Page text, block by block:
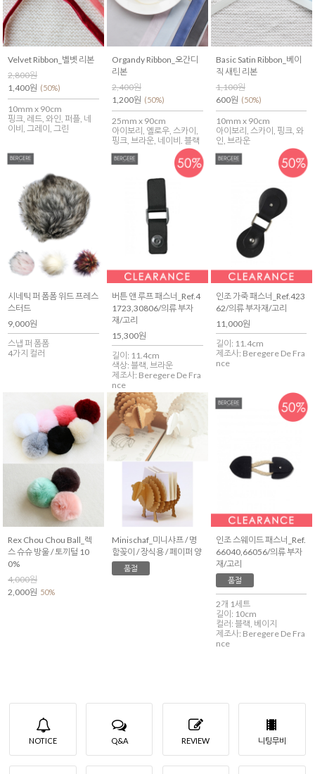
Velvet Ribbon_벨벳 리본
2,800원
1,400원 (50%)
10mm x 90cm
핑크, 레드, 와인, 퍼플, 네
이비, 그레이, 그린
Organdy Ribbon_오간디
리본
2,400원
1,200원 (50%)
25mm x 90cm
아이보리, 옐로우, 스카이,
핑크, 브라운, 네이비. 블랙
Basic Satin Ribbon_베이
직 새틴 리본
1,100원
600원 (50%)
10mm x 90cm
아이보리, 스카이, 핑크, 와
인, 브라운
시네틱 퍼 폼폼 위드 프레스
스터드
9,000원
스냅 퍼 폼폼
4가지 컬러
버튼 앤 루프 패스너_Ref.4
1723,30806/의류 부자
재/고리
15,300원
길이: 11.4cm
색상: 블랙, 브라운
제조사: Beregere De Fra
nce
인조 가죽 패스너_Ref.423
62/의류 부자재/고리
11,000원
길이: 11.4cm
제조사: Beregere De Fra
nce
Rex Chou Chou Ball_렉
스 슈슈 방울 / 토끼털 10
0%
4,000원
2,000원 50%
Minischaf_미니샤프 / 명
함꽂이 / 장식용 / 페이퍼 양
품절
인조 스웨이드 패스너_Ref.
66040,66056/의류 부자
재/고리
품절
2개 1세트
길이: 10cm
컬러: 블랙, 베이지
제조사: Beregere De Fra
nce
NOTICE Q&A REVIEW 니팅무비